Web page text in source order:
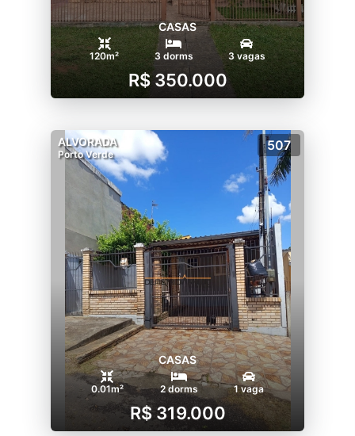
CASAS
120m² 3 dorms 3 vagas
R$ 350.000
ALVORADA
Porto Verde
507
CASAS
0.01m² 2 dorms 1 vaga
R$ 319.000